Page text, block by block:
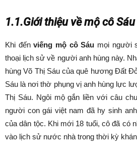
1.1.Giới thiệu về mộ cô Sáu
Khi đếnviếng mộ cô Sáu mọi người
thoại lịch sử về người anh hùng này.
hùng Võ Thị Sáu của quê hương Đất
Sáu là nơi thờ phụng vị anh hùng lực
Thị Sáu. Ngôi mộ gắn liền với câu
người con gái việt nam đã hy sinh
của dân tộc. Khi mới 18 tuổi, cô đã có
vào lịch sử nước nhà trong thời kỳ